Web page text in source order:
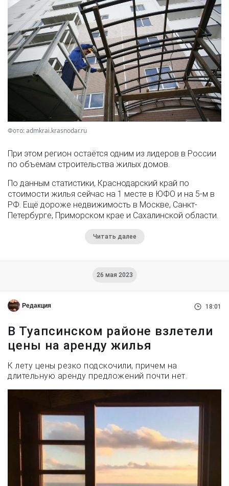
Фото: admkrai.krasnodar.ru
При этом регион остаётся одним из лидеров в России
по объемам строительства жилых домов.
По данным статистики, Краснодарский край по
стоимости жилья сейчас на 1 месте в ЮФО и на 5-м в
РФ. Ещё дороже недвижимость в Москве, Санкт-
Петербурге, Приморском крае и Сахалинской области.
Читать далее
26 мая 2023
Редакция 18:01
В Туапсинском районе взлетели
цены на аренду жилья
К лету цены резко подскочили, причем на
длительную аренду предложений почти нет.